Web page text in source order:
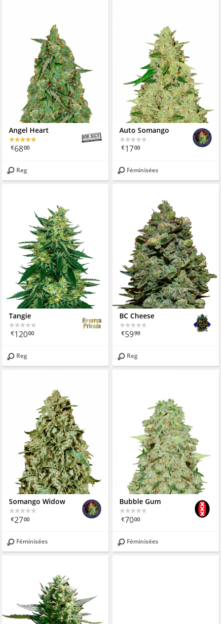
Angel Heart
€6800
Reg
Auto Somango
€1700
Féminisées
Tangie
€12000
Reg
BC Cheese
€5999
Reg
Somango Widow
€2700
Féminisées
Bubble Gum
€7000
Féminisées